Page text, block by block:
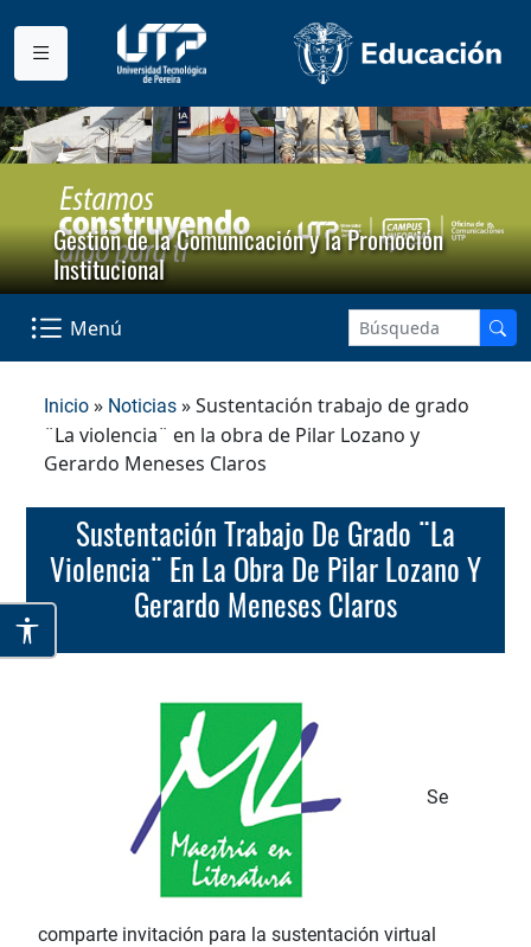
Gestión de la Comunicación y la Promoción
Institucional
Menú
Inicio » Noticias » Sustentación trabajo de grado
¨La violencia¨ en la obra de Pilar Lozano y
Gerardo Meneses Claros
Sustentación Trabajo De Grado ¨La
Violencia¨ En La Obra De Pilar Lozano Y
Gerardo Meneses Claros
Se
comparte invitación para la sustentación virtual